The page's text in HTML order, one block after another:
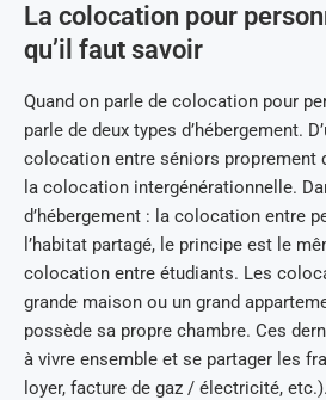
La colocation pour
qu’il faut savoir
Quand on parle de colocation pour
parle de deux types d’hébergement.
colocation entre séniors proprement
la colocation intergénérationnelle.
d’hébergement : la colocation entre
l’habitat partagé, le principe est le
colocation entre étudiants. Les
grande maison ou un grand
possède sa propre chambre. Ces
à vivre ensemble et se partager les
loyer, facture de gaz / électricité,